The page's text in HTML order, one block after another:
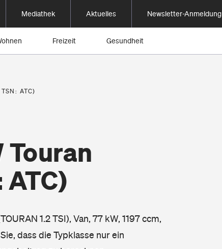
Mediathek Aktuelles Newsletter-Anmeldung
Freizeit Gesundheit
ATC)
Touran
ATC)
1.2 TSI), Van, 77 kW, 1197 ccm,
dass die Typklasse nur ein